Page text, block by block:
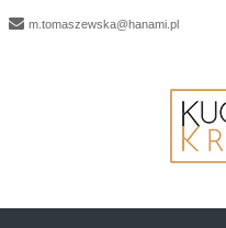
m.tomaszewska@hanami.pl